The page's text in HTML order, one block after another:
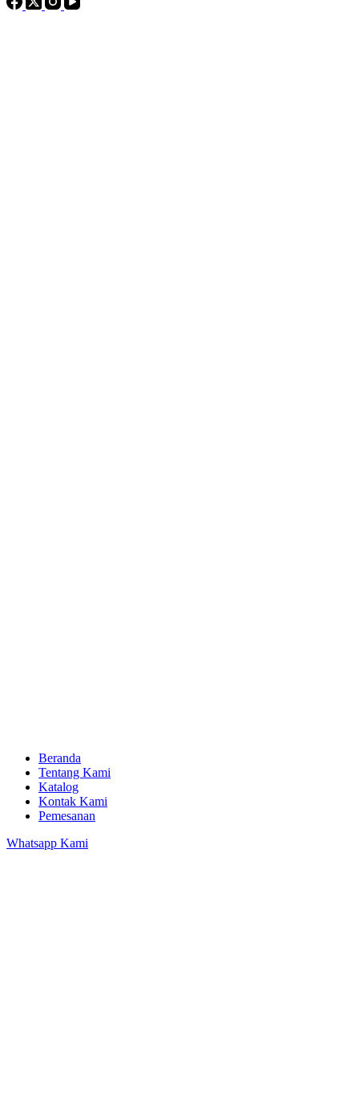
Beranda
Tentang Kami
Katalog
Kontak Kami
Pemesanan
Whatsapp Kami